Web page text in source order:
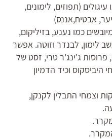
עיגולים (תפוזים, לימונים,
אבטיח,אננס)
כמו נענע, בזיליקום,
לימון, לבנדר וזוטה. אפשר
ג'ינג'ר טרי, זסט של
היביסקוס וכיד הדמיון
וצמחי התבלין לקנקן,